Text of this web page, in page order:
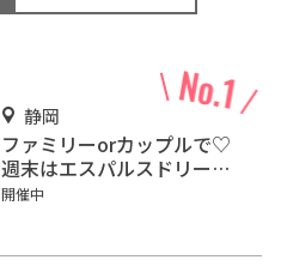
静岡
ファミリーorカップルで♡
週末はエスパルスドリーム
プラザで楽しもう！
開催中